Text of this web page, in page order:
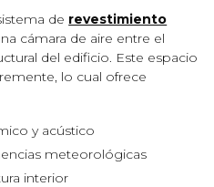
de revestimiento
cámara de aire entre el
del edificio. Este espacio
lo cual ofrece
y acústico
meteorológicas
interior